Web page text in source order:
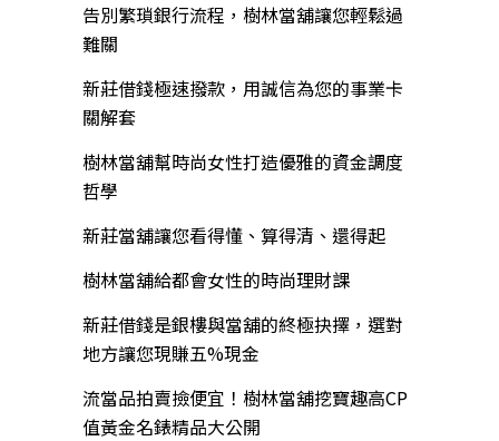
告別繁瑣銀行流程，樹林當舖讓您輕鬆過
難關
新莊借錢極速撥款，用誠信為您的事業卡
關解套
樹林當舖幫時尚女性打造優雅的資金調度
哲學
新莊當舖讓您看得懂、算得清、還得起
樹林當舖給都會女性的時尚理財課
新莊借錢是銀樓與當舖的終極抉擇，選對
地方讓您現賺五%現金
流當品拍賣撿便宜！樹林當舖挖寶趣高CP
值黃金名錶精品大公開